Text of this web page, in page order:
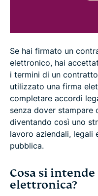
Se hai firmato un
elettronico, hai
i termini di un
utilizzato una firma
completare accordi
senza dover stampare
diventando così uno
lavoro aziendali, legali
pubblica.
Cosa si
elettronica?